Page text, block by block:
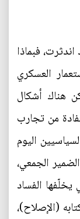
فبماذا
العسكري
هناك أشكال
من تجارب
اليوم
الجمعي،
يخلّفها الفساد
(الإصلاح)،